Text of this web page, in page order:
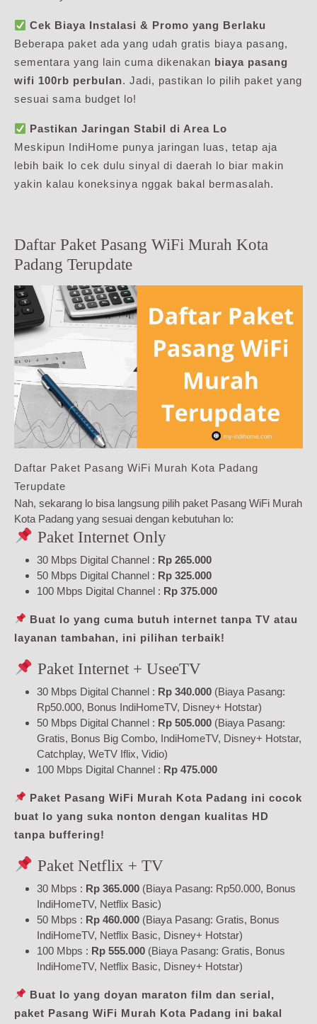
Cek Biaya Instalasi & Promo yang Berlaku
Beberapa paket ada yang udah gratis biaya pasang,
sementara yang lain cuma dikenakan biaya pasang
wifi 100rb perbulan. Jadi, pastikan lo pilih paket yang
sesuai sama budget lo!
Pastikan Jaringan Stabil di Area Lo
Meskipun IndiHome punya jaringan luas, tetap aja
lebih baik lo cek dulu sinyal di daerah lo biar makin
yakin kalau koneksinya nggak bakal bermasalah.
Daftar Paket Pasang WiFi Murah Kota
Padang Terupdate
Daftar Paket Pasang WiFi Murah Kota Padang
Terupdate
Nah, sekarang lo bisa langsung pilih paket Pasang WiFi Murah
Kota Padang yang sesuai dengan kebutuhan lo:
Paket Internet Only
30 Mbps Digital Channel : Rp 265.000
50 Mbps Digital Channel : Rp 325.000
100 Mbps Digital Channel : Rp 375.000
Buat lo yang cuma butuh internet tanpa TV atau
layanan tambahan, ini pilihan terbaik!
Paket Internet + UseeTV
30 Mbps Digital Channel : Rp 340.000 (Biaya Pasang:
Rp50.000, Bonus IndiHomeTV, Disney+ Hotstar)
50 Mbps Digital Channel : Rp 505.000 (Biaya Pasang:
Gratis, Bonus Big Combo, IndiHomeTV, Disney+ Hotstar,
Catchplay, WeTV Iflix, Vidio)
100 Mbps Digital Channel : Rp 475.000
Paket Pasang WiFi Murah Kota Padang ini cocok
buat lo yang suka nonton dengan kualitas HD
tanpa buffering!
Paket Netflix + TV
30 Mbps : Rp 365.000 (Biaya Pasang: Rp50.000, Bonus
IndiHomeTV, Netflix Basic)
50 Mbps : Rp 460.000 (Biaya Pasang: Gratis, Bonus
IndiHomeTV, Netflix Basic, Disney+ Hotstar)
100 Mbps : Rp 555.000 (Biaya Pasang: Gratis, Bonus
IndiHomeTV, Netflix Basic, Disney+ Hotstar)
Buat lo yang doyan maraton film dan serial,
paket Pasang WiFi Murah Kota Padang ini bakal